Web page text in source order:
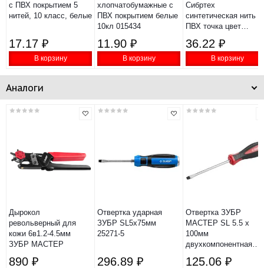
с ПВХ покрытием 5
нитей, 10 класс, белые
17.17 ₽
В корзину
хлопчатобумажные с
ПВХ покрытием белые
10кл 015434
11.90 ₽
В корзину
Сибртех
синтетическая нить
ПВХ точка цвет
67848
36.22 ₽
В корзину
Аналоги
Дырокол
револьверный для
кожи 6в1.2-4.5мм
ЗУБР МАСТЕР
890 ₽
Отвертка ударная
ЗУБР SL5х75мм
25271-5
296.89 ₽
Отвертка ЗУБР
МАСТЕР SL 5.5 х
100мм
двухкомпонентная
125.06 ₽